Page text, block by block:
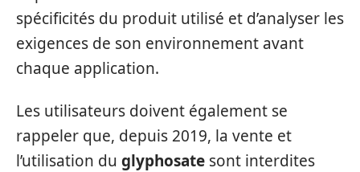
spécificités du produit utilisé et d’analyser les
exigences de son environnement avant
chaque application.
Les utilisateurs doivent également se
rappeler que, depuis 2019, la vente et
l’utilisation du glyphosate sont interdites